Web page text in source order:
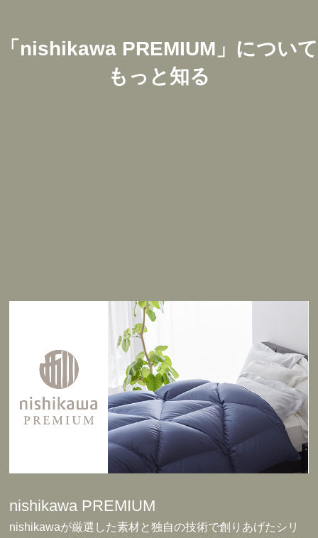
「 nishikawa PREMIUM 」について
もっと知る
nishikawa PREMIUM
nishikawaが厳選した素材と独自の技術で創りあげたシリ